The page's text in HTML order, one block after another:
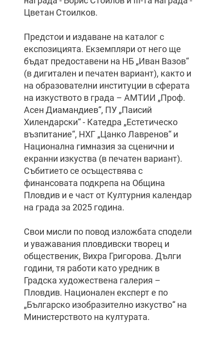
Цветан Стоилков.
Предстои и издаване на каталог с
експозицията. Екземпляри от него ще
бъдат предоставени на НБ „Иван Вазов“
(в дигитален и печатен вариант), както и
на образователни институции в сферата
на изкуството в града – АМТИИ „Проф.
Асен Диамандиев“, ПУ „Паисий
Хилендарски“ - Катедра „Естетическо
възпитание“, НХГ „Цанко Лавренов“ и
Национална гимназия за сценични и
екранни изкуства (в печатен вариант).
Събитието се осъществява с
финансовата подкрепа на Община
Пловдив и е част от Културния календар
на града за 2025 година.
Свои мисли по повод изложбата сподели
и уважавания пловдивски творец и
общественик, Вихра Григорова. Дълги
години, тя работи като уредник в
Градска художествена галерия –
Пловдив. Национален експерт е по
„Българско изобразително изкуство“ на
Министерството на културата.